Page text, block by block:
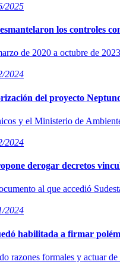
2025
los controles
de 2020 a octubre de
2024
del proyecto
y el Ministerio de
2024
derogar decretos
al que accedió
2024
habilitada a firmar
razones formales y actuar